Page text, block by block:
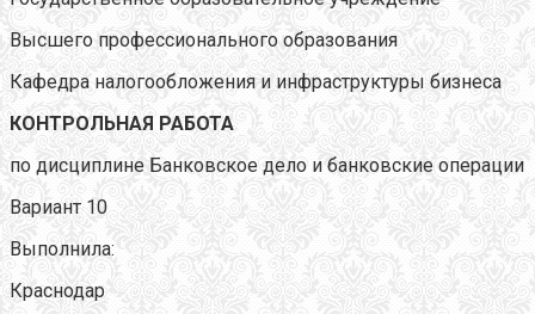
Высшего профессионального образования
Кафедра налогообложения и инфраструктуры бизнеса
КОНТРОЛЬНАЯ РАБОТА
по дисциплине Банковское дело и банковские операции
Вариант 10
Выполнила:
Краснодар